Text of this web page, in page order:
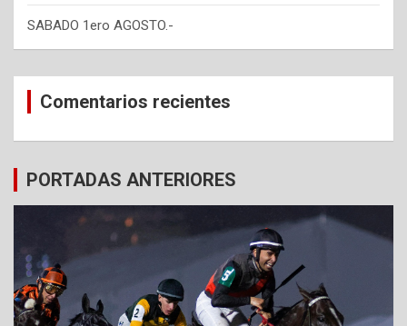
SABADO 1ero AGOSTO.-
Comentarios recientes
PORTADAS ANTERIORES